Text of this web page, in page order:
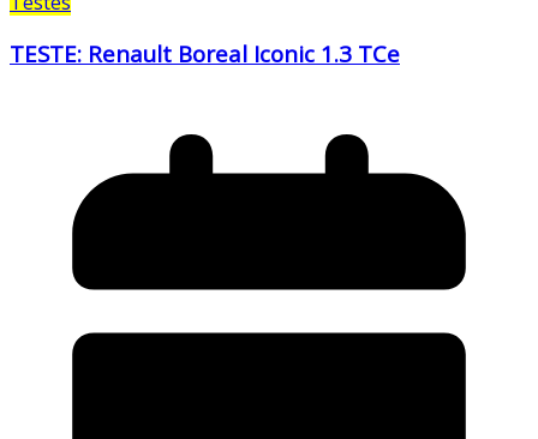
TESTE: Renault Boreal Iconic 1.3 TCe